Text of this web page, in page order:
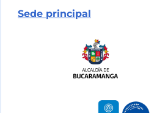
Sede principal